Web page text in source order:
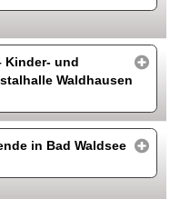
Kinder- und
Waldhausen
in Bad Waldsee